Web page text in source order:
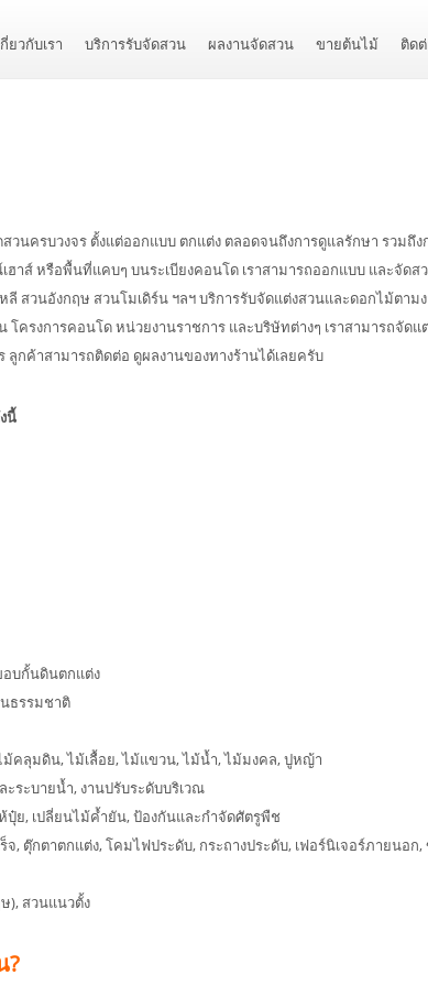
กี่ยวกับเรา บริการรับจัดสวน ผลงานจัดสวน ขายต้นไม้ ติดต่
วนครบวงจร ตั้งแต่ออกแบบ ตกแต่ง ตลอดจนถึงการดูแลรักษา รวมถึง
าส์ หรือพื้นที่แคบๆ บนระเบียงคอนโด เราสามารถออกแบบ และจัดส
สวนอังกฤษ สวนโมเดิร์น ฯลฯ บริการรับจัดแต่งสวนและดอกไม้ตาม
โครงการคอนโด หน่วยงานราชการ และบริษัทต่างๆ เราสามารถจัดแ
กค้าสามารถติดต่อ ดูผลงานของทางร้านได้เลยครับ
นี้
อบกั้นดินตกแต่ง
ธรรมชาติ
คลุมดิน, ไม้เลื้อย, ไม้แขวน, ไม้น้ำ, ไม้มงคล, ปูหญ้า
ระบายน้ำ, งานปรับระดับบริเวณ
ย, เปลี่ยนไม้ค้ำยัน, ป้องกันและกำจัดศัตรูพืช
, ตุ๊กตาตกแต่ง, โคมไฟประดับ, กระถางประดับ, เฟอร์นิเจอร์ภายนอก,
), สวนแนวตั้ง
?